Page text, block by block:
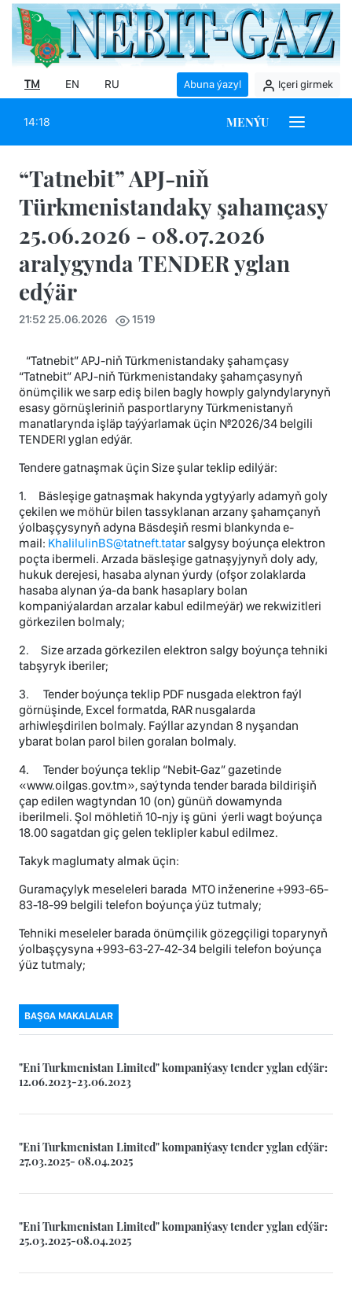
TM EN RU Abuna ýazyl Içeri girmek
14:18 MENÝU
“Tatnebit” APJ-niň
Türkmenistandaky şahamçasy
25.06.2026 - 08.07.2026
aralygynda TENDER yglan
edýär
21:52 25.06.2026 1519
“Tatnebit” APJ-niň Türkmenistandaky şahamçasy
“Tatnebit” APJ-niň Türkmenistandaky şahamçasynyň
önümçilik we sarp ediş bilen bagly howply galyndylarynyň
esasy görnüşleriniň pasportlaryny Türkmenistanyň
manatlarynda işläp taýýarlamak üçin №2026/34 belgili
TENDERI yglan edýär.
Tendere gatnaşmak üçin Size şular teklip edilýär:
1. Bäsleşige gatnaşmak hakynda ygtyýarly adamyň goly
çekilen we möhür bilen tassyklanan arzany şahamçanyň
ýolbaşçysynyň adyna Bäsdeşiň resmi blankynda e-
mail: KhalilulinBS@tatneft.tatarsalgysy boýunça elektron
poçta ibermeli. Arzada bäsleşige gatnaşyjynyň doly ady,
hukuk derejesi, hasaba alynan ýurdy (ofşor zolaklarda
hasaba alynan ýa-da bank hasaplary bolan
kompaniýalardan arzalar kabul edilmeýär) we rekwizitleri
görkezilen bolmaly;
2. Size arzada görkezilen elektron salgy boýunça tehniki
tabşyryk iberiler;
3. Tender boýunça teklip PDF nusgada elektron faýl
görnüşinde, Excel formatda, RAR nusgalarda
arhiwleşdirilen bolmaly. Faýllar azyndan 8 nyşandan
ybarat bolan parol bilen goralan bolmaly.
4. Tender boýunça teklip “Nebit-Gaz” gazetinde
«www.oilgas.gov.tm», saýtynda tender barada bildirişiň
çap edilen wagtyndan 10 (on) günüň dowamynda
iberilmeli. Şol möhletiň 10-njy iş güni ýerli wagt boýunça
18.00 sagatdan giç gelen teklipler kabul edilmez.
Takyk maglumaty almak üçin:
Guramaçylyk meseleleri barada MTO inženerine +993-65-
83-18-99 belgili telefon boýunça ýüz tutmaly;
Tehniki meseleler barada önümçilik gözegçiligi toparynyň
ýolbaşçysyna +993-63-27-42-34 belgili telefon boýunça
ýüz tutmaly;
BAŞGA MAKALALAR
"Eni Turkmenistan Limited" kompaniýasy tender yglan edýär:
12.06.2023-23.06.2023
"Eni Turkmenistan Limited" kompaniýasy tender yglan edýär:
27.03.2025- 08.04.2025
"Eni Turkmenistan Limited" kompaniýasy tender yglan edýär:
25.03.2025-08.04.2025